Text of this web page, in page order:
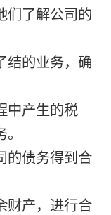
们了解公司的
结的业务，确
中产生的税
的债务得到合
财产，进行合